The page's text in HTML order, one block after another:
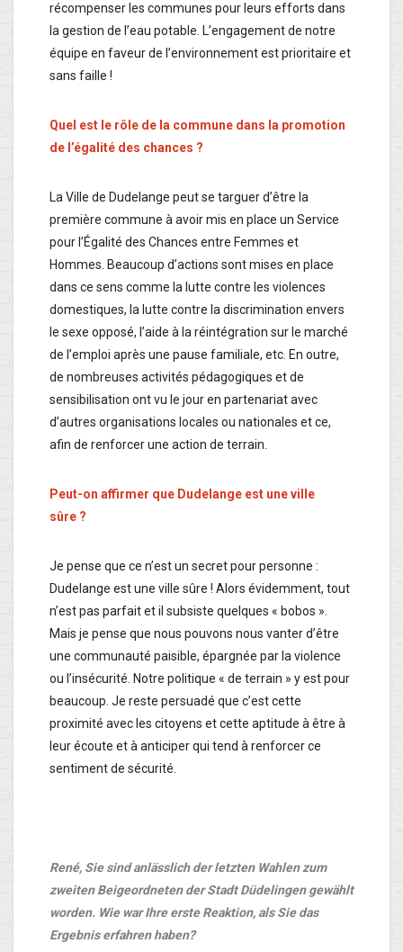
récompenser les communes pour leurs efforts dans
la gestion de l’eau potable. L’engagement de notre
équipe en faveur de l’environnement est prioritaire et
sans faille !
Quel est le rôle de la commune dans la promotion
de l’égalité des chances ?
La Ville de Dudelange peut se targuer d’être la
première commune à avoir mis en place un Service
pour l’Égalité des Chances entre Femmes et
Hommes. Beaucoup d’actions sont mises en place
dans ce sens comme la lutte contre les violences
domestiques, la lutte contre la discrimination envers
le sexe opposé, l’aide à la réintégration sur le marché
de l’emploi après une pause familiale, etc. En outre,
de nombreuses activités pédagogiques et de
sensibilisation ont vu le jour en partenariat avec
d’autres organisations locales ou nationales et ce,
afin de renforcer une action de terrain.
Peut-on affirmer que Dudelange est une ville
sûre ?
Je pense que ce n’est un secret pour personne :
Dudelange est une ville sûre ! Alors évidemment, tout
n’est pas parfait et il subsiste quelques « bobos ».
Mais je pense que nous pouvons nous vanter d’être
une communauté paisible, épargnée par la violence
ou l’insécurité. Notre politique « de terrain » y est pour
beaucoup. Je reste persuadé que c’est cette
proximité avec les citoyens et cette aptitude à être à
leur écoute et à anticiper qui tend à renforcer ce
sentiment de sécurité.
René, Sie sind anlässlich der letzten Wahlen zum
zweiten Beigeordneten der Stadt Düdelingen gewählt
worden. Wie war Ihre erste Reaktion, als Sie das
Ergebnis erfahren haben?